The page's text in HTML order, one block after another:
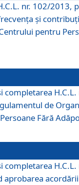
nr. 102/2013,
şi
pentru
completarea
de
Fără
completarea H.C.L.
aprobarea